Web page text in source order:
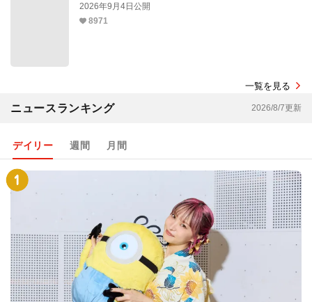
2026年9月4日公開
8971
一覧を見る
ニュースランキング 2026/8/7更新
デイリー 週間 月間